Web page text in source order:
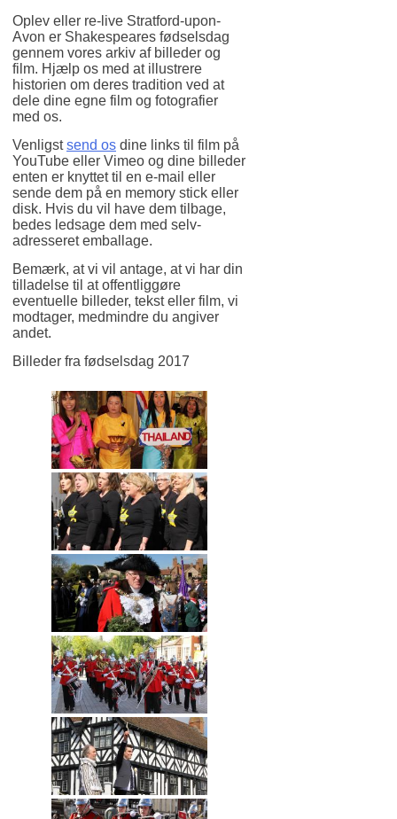
Oplev eller re-live Stratford-upon-
Avon er Shakespeares fødselsdag
gennem vores arkiv af billeder og
film. Hjælp os med at illustrere
historien om deres tradition ved at
dele dine egne film og fotografier
med os.
Venligstsend os dine links til film på
YouTube eller Vimeo og dine billeder
enten er knyttet til en e-mail eller
sende dem på en memory stick eller
disk. Hvis du vil have dem tilbage,
bedes ledsage dem med selv-
adresseret emballage.
Bemærk, at vi vil antage, at vi har din
tilladelse til at offentliggøre
eventuelle billeder, tekst eller film, vi
modtager, medmindre du angiver
andet.
Billeder fra fødselsdag 2017